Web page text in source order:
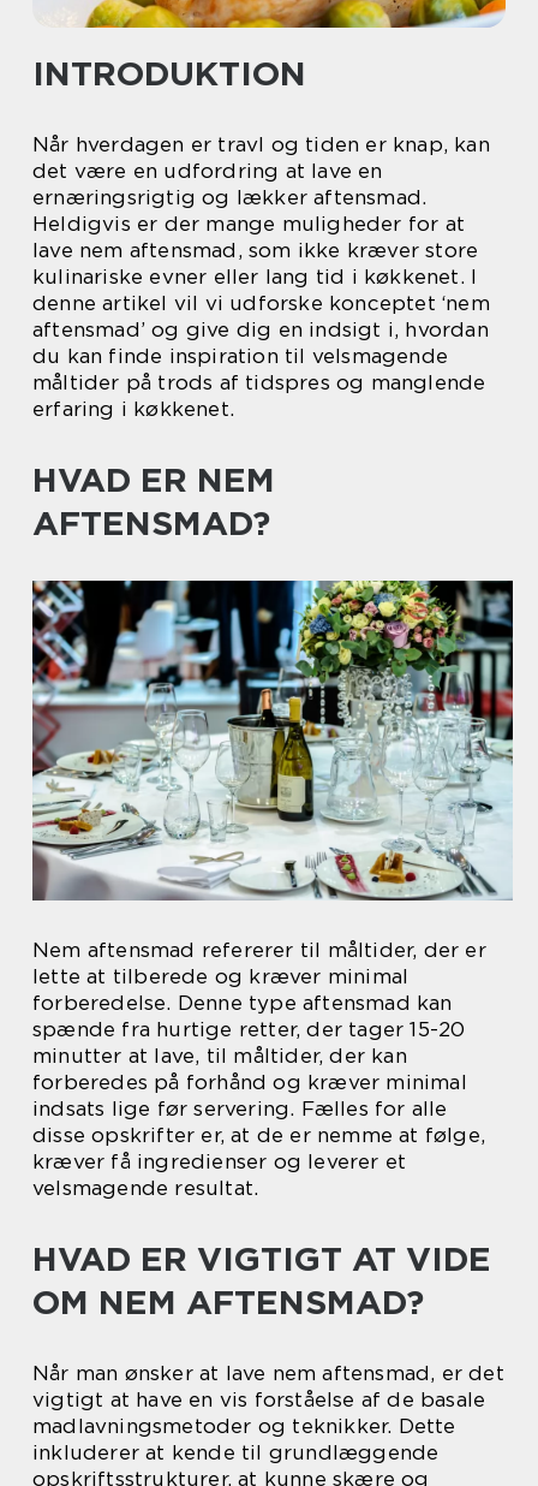
INTRODUKTION
Når hverdagen er travl og tiden er knap, kan
det være en udfordring at lave en
ernæringsrigtig og lækker aftensmad.
Heldigvis er der mange muligheder for at
lave nem aftensmad, som ikke kræver store
kulinariske evner eller lang tid i køkkenet. I
denne artikel vil vi udforske konceptet ‘nem
aftensmad’ og give dig en indsigt i, hvordan
du kan finde inspiration til velsmagende
måltider på trods af tidspres og manglende
erfaring i køkkenet.
HVAD ER NEM
AFTENSMAD?
Nem aftensmad refererer til måltider, der er
lette at tilberede og kræver minimal
forberedelse. Denne type aftensmad kan
spænde fra hurtige retter, der tager 15-20
minutter at lave, til måltider, der kan
forberedes på forhånd og kræver minimal
indsats lige før servering. Fælles for alle
disse opskrifter er, at de er nemme at følge,
kræver få ingredienser og leverer et
velsmagende resultat.
HVAD ER VIGTIGT AT VIDE
OM NEM AFTENSMAD?
Når man ønsker at lave nem aftensmad, er det
vigtigt at have en vis forståelse af de basale
madlavningsmetoder og teknikker. Dette
inkluderer at kende til grundlæggende
opskriftsstrukturer, at kunne skære og